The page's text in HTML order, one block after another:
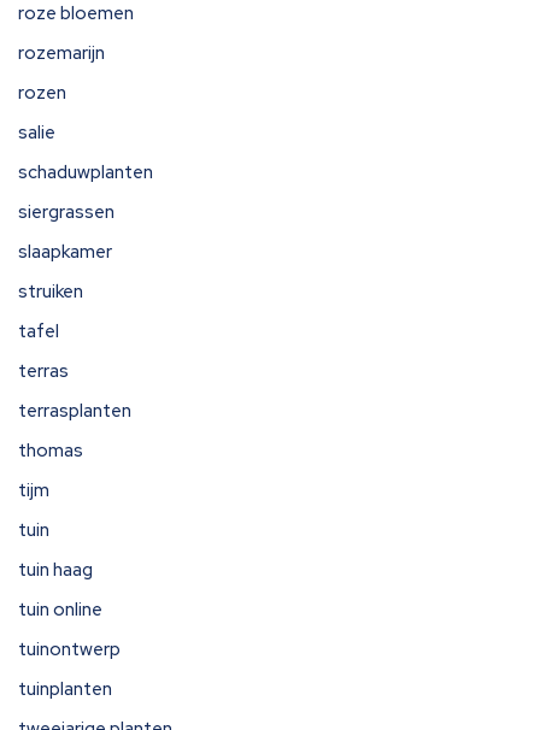
roze bloemen
rozemarijn
rozen
salie
schaduwplanten
siergrassen
slaapkamer
struiken
tafel
terras
terrasplanten
thomas
tijm
tuin
tuin haag
tuin online
tuinontwerp
tuinplanten